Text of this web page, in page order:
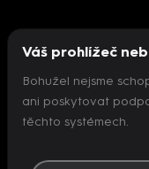
Váš prohlížeč
Bohužel nejsme
ani poskytovat
těchto systémech.